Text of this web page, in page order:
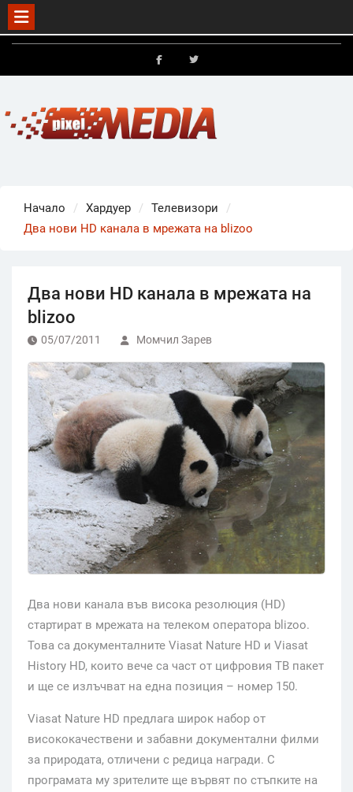
Skip
Начало Хардуер
Телевизори
Два нови HD канала в мрежата на blizoo
Два нови HD канала в мрежата на
blizoo
05/07/2011 Момчил Зарев
Два нови канала във висока резолюция (HD)
стартират в мрежата на телеком оператора blizoo.
Това са документалните Viasat Nature HD и Viasat
History HD, които вече са част от цифровия ТВ пакет
и ще се излъчват на една позиция – номер 150.
Viasat Nature HD предлага широк набор от
висококачествени и забавни документални филми
за природата, отличени с редица награди. С
програмата му зрителите ще вървят по стъпките на